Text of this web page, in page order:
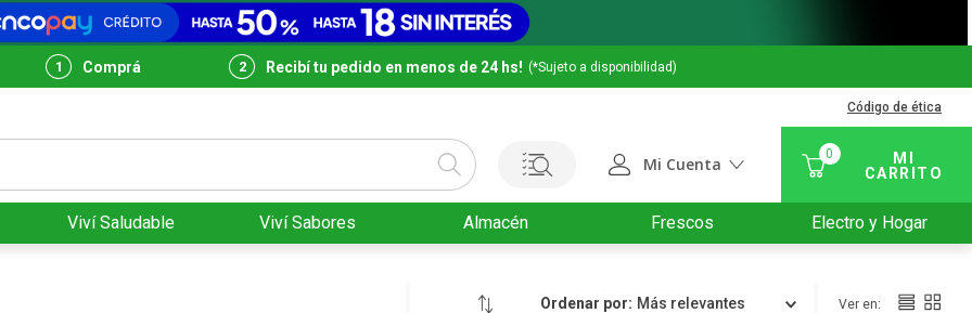
Comprá Recibí tu pedido en menos de 24 hs! (*Sujeto a disponibilidad)
Código de ética
Mi Cuenta
0
Viví Saludable Viví Sabores Almacén Frescos Electro y Hogar
Ordenar por Relevancia